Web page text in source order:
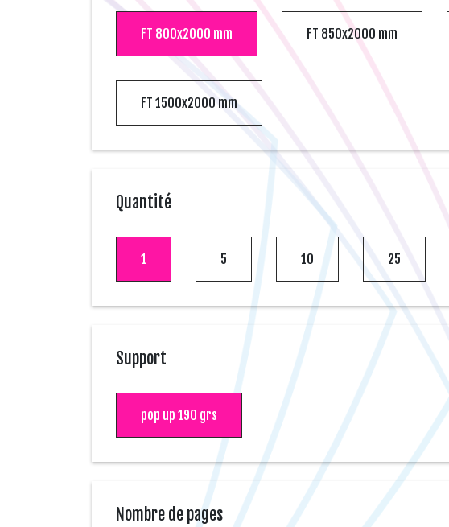
FT 800x2000 mm FT 850x2000 mm
FT 1500x2000 mm
Quantité
1 5 10 25
Support
pop up 190 grs
Nombre de pages